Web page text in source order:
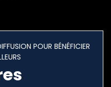
POUR BÉNÉFICIER